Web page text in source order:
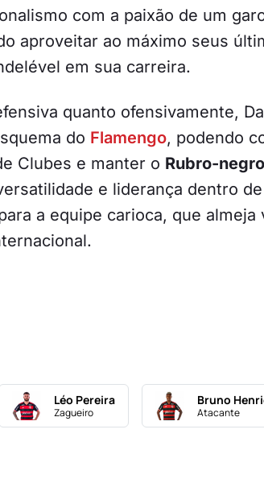
com a paixão de um
aproveitar ao máximo seus
em sua carreira.
quanto ofensivamente,
do Flamengo, podendo
Clubes e manter o Rubro-negro
e liderança dentro
a equipe carioca, que almeja
Léo Pereira
Zagueiro
Bruno
Atacante